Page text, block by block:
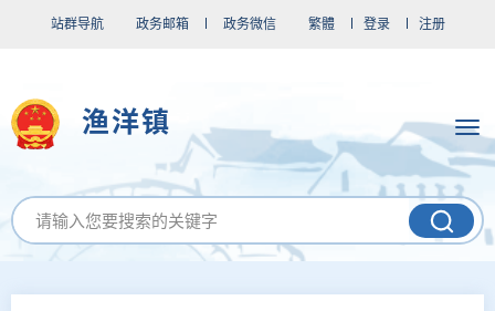
站群导航 政务邮箱 政务微信 繁體 登录 注册
渔洋镇